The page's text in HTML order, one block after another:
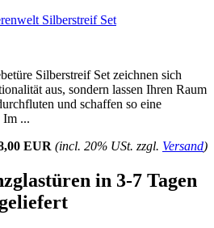
Silberstreif Set
Silberstreif Set zeichnen sich
aus, sondern lassen Ihren Raum
und schaffen so eine
Im ...
EUR (incl. 20% USt. zzgl. Versand)
in 3-7 Tagen
geliefert